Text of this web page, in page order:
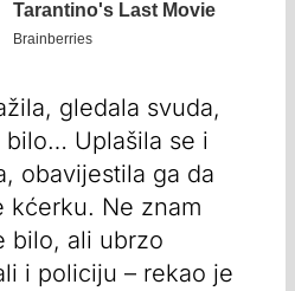
gledala svuda,
bilo… Uplašila se i
obavijestila ga da
kćerku. Ne znam
bilo, ali ubrzo
i policiju – rekao je